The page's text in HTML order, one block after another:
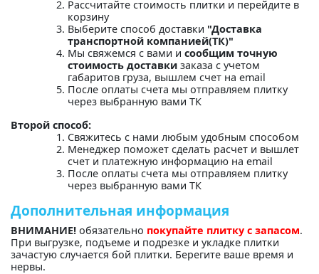
Рассчитайте стоимость плитки и перейдите в
корзину
Выберите способ доставки "Доставка
транспортной компанией(ТК)"
Мы свяжемся с вами и сообщим точную
стоимость доставки заказа с учетом
габаритов груза, вышлем счет на email
После оплаты счета мы отправляем плитку
через выбранную вами ТК
Второй способ:
Свяжитесь с нами любым удобным способом
Менеджер поможет сделать расчет и вышлет
счет и платежную информацию на email
После оплаты счета мы отправляем плитку
через выбранную вами ТК
Дополнительная информация
ВНИМАНИЕ! обязательно покупайте плитку с запасом.
При выгрузке, подъеме и подрезке и укладке плитки
зачастую случается бой плитки. Берегите ваше время и
нервы.